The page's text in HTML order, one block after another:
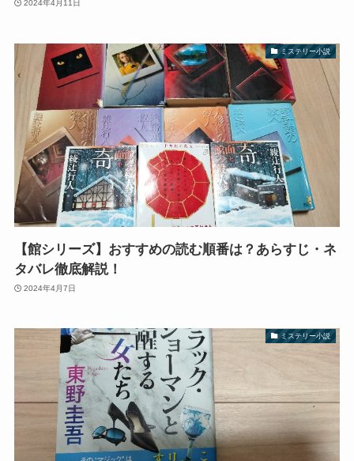
2024年4月11日
ミステリー小説
【館シリーズ】おすすめの読む順番は？あらすじ・ネ
タバレ徹底解説！
2024年4月7日
ミステリー小説